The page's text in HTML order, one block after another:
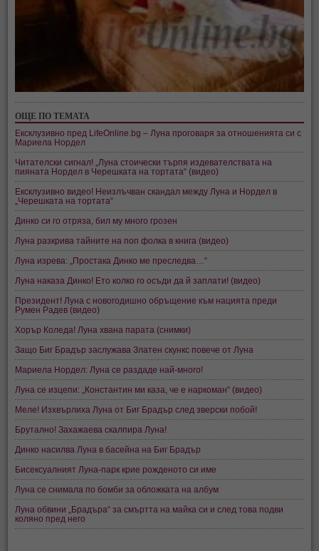
ОЩЕ ПО ТЕМАТА
Ексклузивно пред LifeOnline.bg – Луна проговаря за отношенията си с
Мариела Нордел
Читателски сигнал! „Луна стоически търпя издевателствата на
пияната Нордел в Черешката на тортата“ (видео)
Ексклузивно видео! Неизлъчван скандал между Луна и Нордел в
„Черешката на тортата“
Динко си го отряза, бил му много грозен
Луна разкрива тайните на поп фолка в книга (видео)
Луна изрева: „Простака Динко ме преследва…“
Луна наказа Динко! Ето колко го осъди да й заплати! (видео)
Президент! Луна с новогодишно обръщение към нацията преди
Румен Радев (видео)
Хорър Коледа! Луна хвана парата (снимки)
Защо Биг Брадър заслужава Златен скункс повече от Луна
Мариела Нордел: Луна се раздаде най-много!
Луна се изцепи: „Константин ми каза, че е наркоман“ (видео)
Меле! Изхвърлиха Луна от Биг Брадър след зверски побой!
Брутално! Захажаева скалпира Луна!
Динко насилва Луна в басейна на Биг Брадър
Бисексуалният Луна-парк крие рожденото си име
Луна се снимала по бомби за обложката на албум
Луна обвини „Брадъра“ за смъртта на майка си и след това подви
коляно пред него